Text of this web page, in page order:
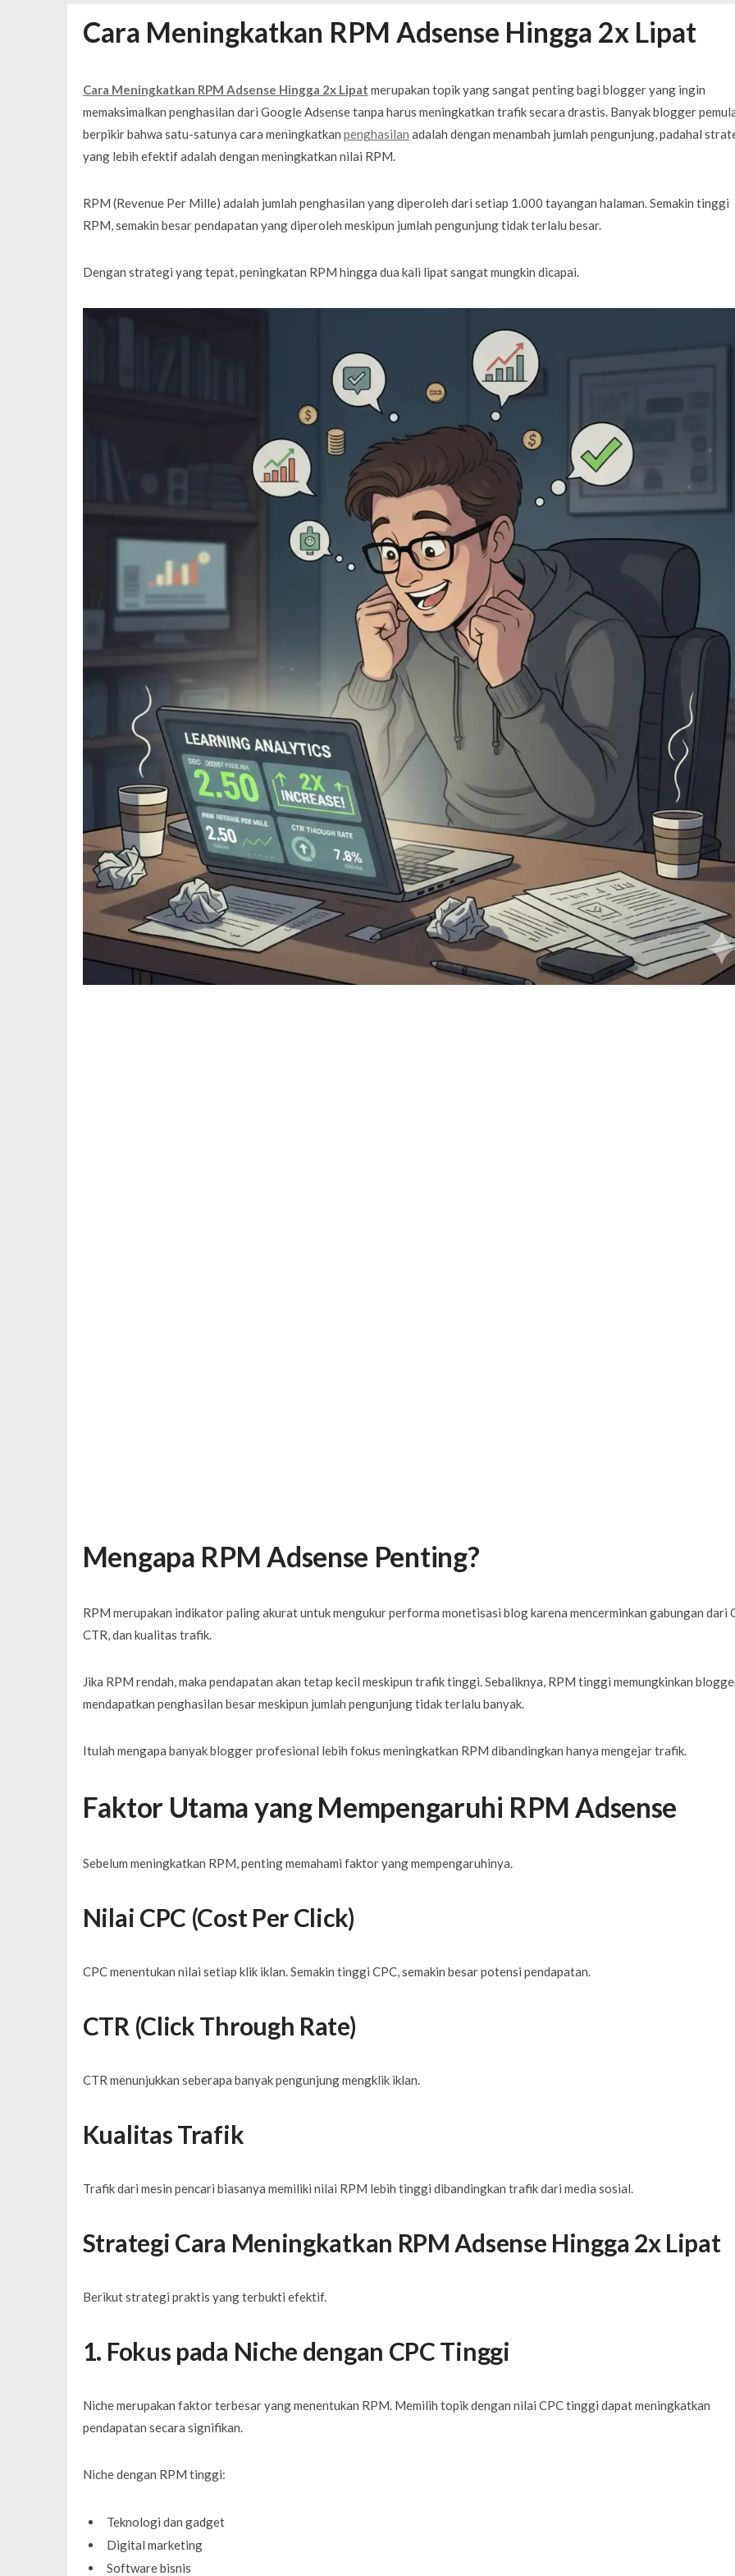
Mengapa Pendapatan AdSense Kecil? Ini Penyebab dan Solusinya MARET 28, 2026
Sewa Tenda Roder Malang Terbaik untuk Berbagai Kebutuhan Event JULI 23, 2026
Daftar Aplikasi Saham Resmi Terdaftar OJK untuk Investasi Aman APRIL 4, 2026
Cara Meningkatkan RPM Adsense Hingga 2x Lipat
Cara Meningkatkan RPM Adsense Hingga 2x Lipat merupakan topik yang sangat penting bagi blogger yang ingin
memaksimalkan penghasilan dari Google Adsense tanpa harus meningkatkan trafik secara drastis. Banyak blogger
berpikir bahwa satu-satunya cara meningkatkan penghasilan adalah dengan menambah jumlah pengunjung, padahal
yang lebih efektif adalah dengan meningkatkan nilai RPM.
RPM (Revenue Per Mille) adalah jumlah penghasilan yang diperoleh dari setiap 1.000 tayangan halaman. Semakin tinggi
RPM, semakin besar pendapatan yang diperoleh meskipun jumlah pengunjung tidak terlalu besar.
Dengan strategi yang tepat, peningkatan RPM hingga dua kali lipat sangat mungkin dicapai.
Mengapa RPM Adsense Penting?
RPM merupakan indikator paling akurat untuk mengukur performa monetisasi blog karena mencerminkan gabungan dari
CTR, dan kualitas trafik.
Jika RPM rendah, maka pendapatan akan tetap kecil meskipun trafik tinggi. Sebaliknya, RPM tinggi memungkinkan
mendapatkan penghasilan besar meskipun jumlah pengunjung tidak terlalu banyak.
Itulah mengapa banyak blogger profesional lebih fokus meningkatkan RPM dibandingkan hanya mengejar trafik.
Faktor Utama yang Mempengaruhi RPM Adsense
Sebelum meningkatkan RPM, penting memahami faktor yang mempengaruhinya.
Nilai CPC (Cost Per Click)
CPC menentukan nilai setiap klik iklan. Semakin tinggi CPC, semakin besar potensi pendapatan.
CTR (Click Through Rate)
CTR menunjukkan seberapa banyak pengunjung mengklik iklan.
Kualitas Trafik
Trafik dari mesin pencari biasanya memiliki nilai RPM lebih tinggi dibandingkan trafik dari media sosial.
Strategi Cara Meningkatkan RPM Adsense Hingga 2x Lipat
Berikut strategi praktis yang terbukti efektif.
1. Fokus pada Niche dengan CPC Tinggi
Niche merupakan faktor terbesar yang menentukan RPM. Memilih topik dengan nilai CPC tinggi dapat meningkatkan
pendapatan secara signifikan.
Niche dengan RPM tinggi:
Teknologi dan gadget
Digital marketing
Software bisnis